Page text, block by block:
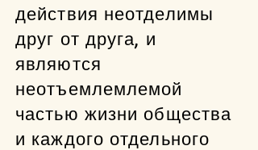
действия неотделимы
друг от друга, и
являются
неотъемлемлемой
частью жизни общества
и каждого отдельного